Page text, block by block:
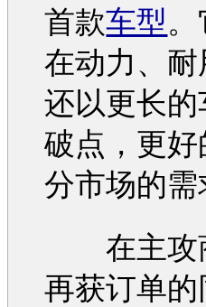
首款车型
在动力、
还以更长
破点，更
分市场的需
在主攻
再获订单